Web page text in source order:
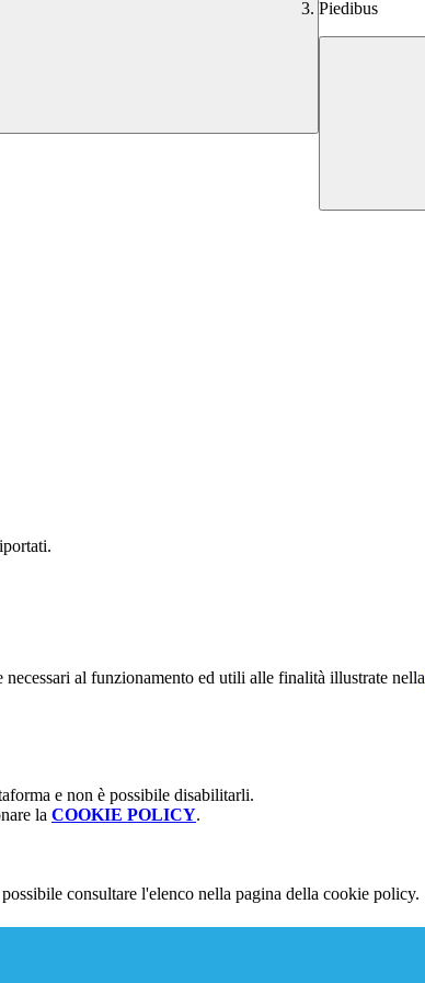
Piedibus
al funzionamento ed utili alle finalità illustrate nella
e non è possibile disabilitarli.
la COOKIE POLICY.
consultare l'elenco nella pagina della cookie policy.